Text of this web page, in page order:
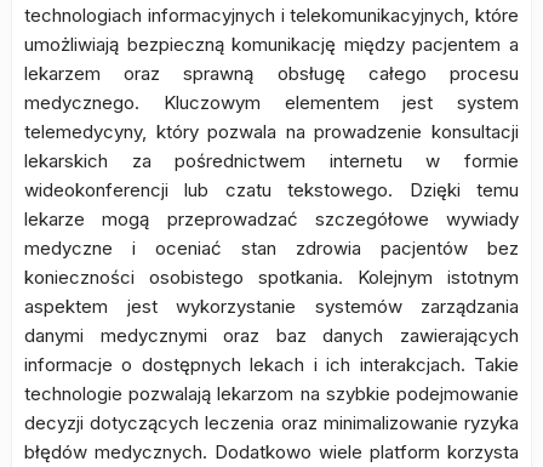
technologiach informacyjnych i telekomunikacyjnych, które
umożliwiają bezpieczną komunikację między pacjentem a
lekarzem oraz sprawną obsługę całego procesu
medycznego. Kluczowym elementem jest system
telemedycyny, który pozwala na prowadzenie konsultacji
lekarskich za pośrednictwem internetu w formie
wideokonferencji lub czatu tekstowego. Dzięki temu
lekarze mogą przeprowadzać szczegółowe wywiady
medyczne i oceniać stan zdrowia pacjentów bez
konieczności osobistego spotkania. Kolejnym istotnym
aspektem jest wykorzystanie systemów zarządzania
danymi medycznymi oraz baz danych zawierających
informacje o dostępnych lekach i ich interakcjach. Takie
technologie pozwalają lekarzom na szybkie podejmowanie
decyzji dotyczących leczenia oraz minimalizowanie ryzyka
błędów medycznych. Dodatkowo wiele platform korzysta